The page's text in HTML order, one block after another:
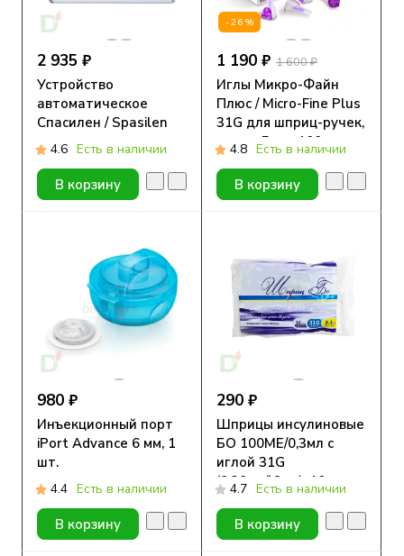
2 935 ₽
Устройство
автоматическое
Спасилен / Spasilen
для
самостоятельного
проведения инъекций
4.6 Есть в наличии
В корзину
-26%
1 190 ₽ 1 600 ₽
Иглы Микро-Файн
Плюс / Micro-Fine Plus
31G для шприц-ручек,
длина 5 мм, 100 шт.
4.8 Есть в наличии
В корзину
980 ₽
Инъекционный порт
iPort Advance 6 мм, 1
шт.
4.4 Есть в наличии
В корзину
290 ₽
Шприцы инсулиновые
БО 100МЕ/0,3мл с
иглой 31G
(0.30мм*6мм), 10 шт.
4.7 Есть в наличии
В корзину